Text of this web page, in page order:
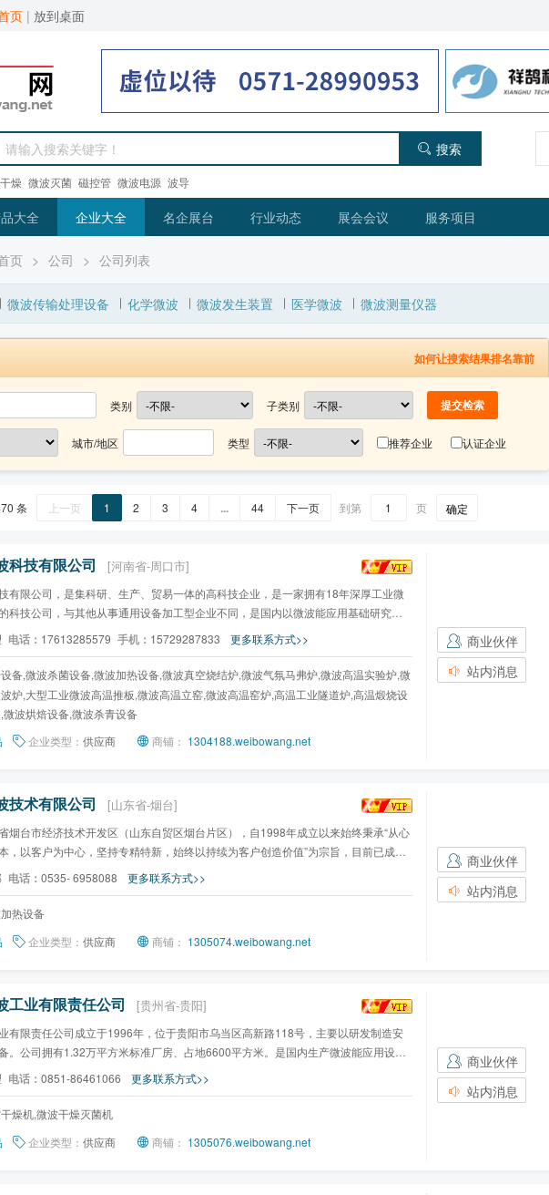
页 | 放到桌面
搜索
燥 微波灭菌 磁控管 微波电源 波导
大全 企业大全 名企展台 行业动态 展会会议 服务项目
页 > 公司 > 公司列表
微波传输处理设备 化学微波 微波发生装置 医学微波 微波测量仪器
如何让搜索结果排名靠前
类别 子类别
城市/地区 类型 推荐企业 认证企业
条 上一页 1 2 3 4 ... 44 下一页 到第 页 确定
科技有限公司 [河南省-周口市]
有限公司，是集科研、生产、贸易一体的高科技企业，是一家拥有18年深厚工业微
科技公司，与其他从事通用设备加工型企业不同，是国内以微波能应用基础研究的
微...
电话： 17613285579 手机： 15729287833 更多联系方式>>
备,微波杀菌设备,微波加热设备,微波真空烧结炉,微波气氛马弗炉,微波高温实验炉,微
炉,大型工业微波高温推板,微波高温立窑,微波高温窑炉,高温工业隧道炉,高温煅烧设
波烘焙设备,微波杀青设备
企业类型： 供应商 商铺： 1304188.weibowang.net
商业伙伴
站内消息
技术有限公司 [山东省-烟台]
烟台市经济技术开发区（山东自贸区烟台片区），自1998年成立以来始终秉承“从心
，以客户为中心，坚持专精特新，始终以持续为客户创造价值”为宗旨，目前已成为
方...
电话： 0535- 6958088 更多联系方式>>
热设备
企业类型： 供应商 商铺： 1305074.weibowang.net
商业伙伴
站内消息
工业有限责任公司 [贵州省-贵阳]
有限责任公司成立于1996年，位于贵阳市乌当区高新路118号，主要以研发制造安
。公司拥有1.32万平方米标准厂房、占地6600平方米。是国内生产微波能应用设备
司董...
电话： 0851-86461066 更多联系方式>>
燥机,微波干燥灭菌机
企业类型： 供应商 商铺： 1305076.weibowang.net
商业伙伴
站内消息